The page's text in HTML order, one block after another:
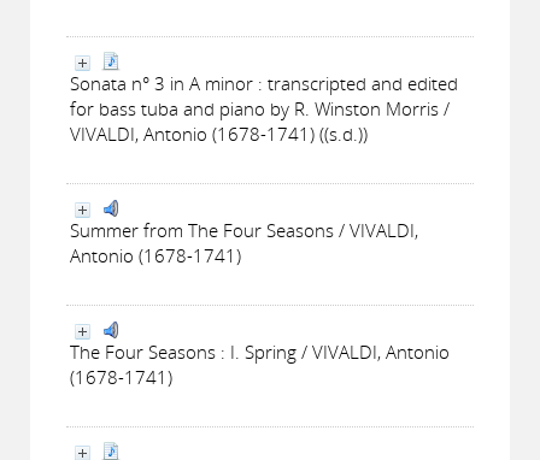
Sonata n° 3 in A minor : transcripted and edited
for bass tuba and piano by R. Winston Morris /
VIVALDI, Antonio (1678-1741) ((s.d.))
Summer from The Four Seasons / VIVALDI,
Antonio (1678-1741)
The Four Seasons : I. Spring / VIVALDI, Antonio
(1678-1741)